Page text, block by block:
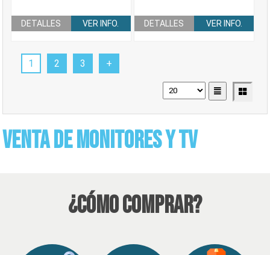
DETALLES VER INFO. DETALLES VER INFO.
1 2 3 +
venta de monitores y TV
¿Cómo Comprar?